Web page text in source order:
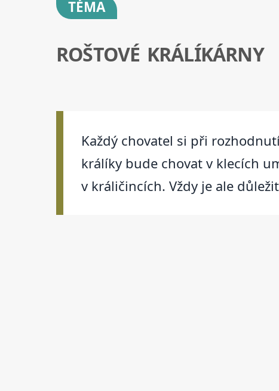
TÉMA
ROŠTOVÉ KRÁLÍKÁRNY
Každý chovatel si při
králíky bude chovat v klecích
v králičincích. Vždy je ale